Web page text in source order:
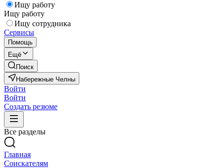
Ищу работу
Ищу работу
Ищу сотрудника
Сервисы
Помощь
Ещё
Поиск
Набережные Челны
Войти
Войти
Создать резюме
Все разделы
Главная
Соискателям